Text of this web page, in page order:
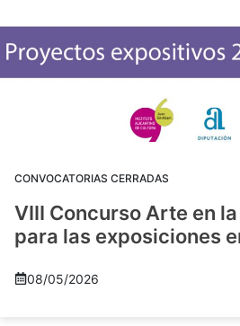
CONVOCATORIAS CERRADAS
VIII Concurso Arte en
para las exposiciones
08/05/2026